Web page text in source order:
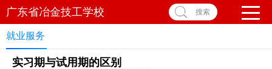
广东省冶金技工学校 搜索
就业服务
实习期与试用期的区别